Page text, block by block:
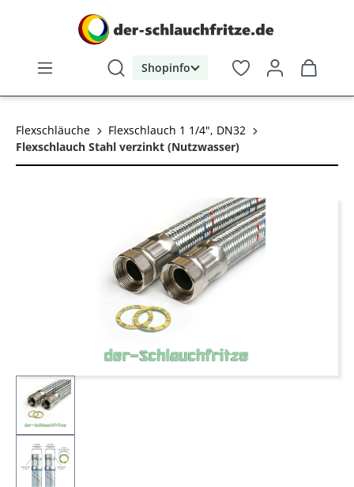
Shopinfo
Flexschläuche
Flexschlauch 1 1/4", DN32
Flexschlauch Stahl verzinkt (Nutzwasser)